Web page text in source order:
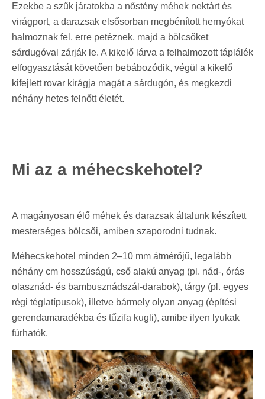
Ezekbe a szűk járatokba a nőstény méhek nektárt és
virágport, a darazsak elsősorban megbénított hernyókat
halmoznak fel, erre petéznek, majd a bölcsőket
sárdugóval zárják le. A kikelő lárva a felhalmozott táplálék
elfogyasztását követően bebábozódik, végül a kikelő
kifejlett rovar kirágja magát a sárdugón, és megkezdi
néhány hetes felnőtt életét.
Mi az a méhecskehotel?
A magányosan élő méhek és darazsak általunk készített
mesterséges bölcsői, amiben szaporodni tudnak.
Méhecskehotel minden 2–10 mm átmérőjű, legalább
néhány cm hosszúságú, cső alakú anyag (pl. nád-, órás
olasznád- és bambusznádszál-darabok), tárgy (pl. egyes
régi téglatípusok), illetve bármely olyan anyag (építési
gerendamaradékba és tűzifa kugli), amibe ilyen lyukak
fúrhatók.